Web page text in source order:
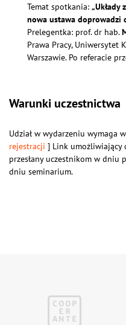
Temat spotkania: „Układy
nowa ustawa doprowadzi
Prelegentka: prof. dr hab.
Prawa Pracy, Uniwersytet
Warszawie. Po referacie
Warunki uczestnictwa
Udział w wydarzeniu wymaga
rejestracji ] Link umożliwiający
przesłany uczestnikom w dniu
dniu seminarium.